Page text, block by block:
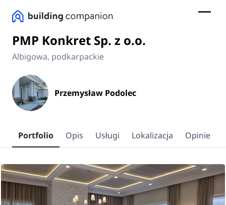
PMP Konkret Sp. z o.o.
Albigowa, podkarpackie
Przemysław Podolec
Portfolio Opis Usługi Lokalizacja Opinie